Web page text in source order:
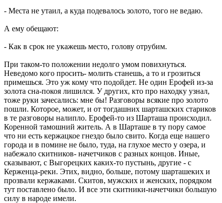
- Места не утаил, а куда подевалось золото, того не ведаю.
А ему обещают:
- Как в срок не укажешь место, голову отрубим.
При таком-то положении недолго умом повихнуться.
Неведомо кого просить- молить станешь, а то и грозиться
примешься. Это уж кому что подойдет. Не один Ерофей из-за
золота сна-покоя лишился. У других, кто про находку узнал,
тоже руки зачесались: мне бы! Разговоры всякие про золото
пошли. Которое, может, и от тогдашних шарташских стариков
в те разговоры налипло. Ерофей-то из Шарташа происходил.
Коренной тамошний житель. А в Шарташе в ту пору самое
что ни есть кержацкое гнездо было свито. Когда еще нашего
города и в помине не было, туда, на глухое место у озера, и
набежало скитников- начетчиков с разных концов. Иные,
сказывают, с Выгорецких каких-то пустынь, другие - с
Керженца-реки. Этих, видно, больше, потому шарташеких и
прозвали кержаками. Скитов, мужских и женских, порядком
тут поставлено было. И все эти скитники-начетчики большую
силу в народе имели.